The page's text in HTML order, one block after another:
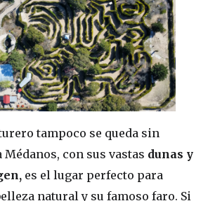
tampoco se queda sin
con sus vastas dunas y
es el lugar perfecto para
natural y su famoso faro. Si